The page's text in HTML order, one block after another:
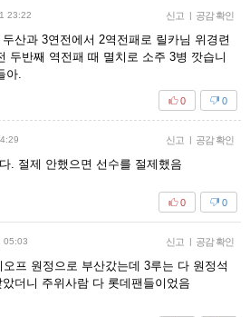
23:22 신고 | 공감 확인
산과 3연전에서 2역전패로 릴카님 위경련
두반째 역전패 때 멸치로 소주 3병 깟습니
아.
0
0
신고 | 공감 확인
. 절제 안했으면 선수를 절제했음
0
0
05:03 신고 | 공감 확인
프 원정으로 부산갔는데 3루는 다 원정석
더니 주위사람 다 롯데팬들이었음